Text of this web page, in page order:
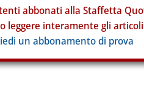
abbonati alla Staffetta
leggere interamente gli
un abbonamento di prova